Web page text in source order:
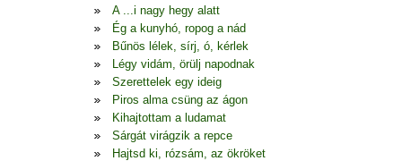
A ...i nagy hegy alatt
Ég a kunyhó, ropog a nád
Bűnös lélek, sírj, ó, kérlek
Légy vidám, örülj napodnak
Szerettelek egy ideig
Piros alma csüng az ágon
Kihajtottam a ludamat
Sárgát virágzik a repce
Hajtsd ki, rózsám, az ökröket